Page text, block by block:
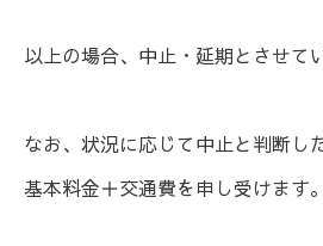
以上の場合、中止・延期とさせて
なお、状況に応じて中止と判断し
基本料金＋交通費を申し受けます。